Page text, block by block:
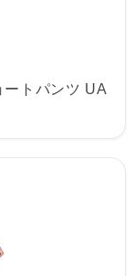
トパンツ UA